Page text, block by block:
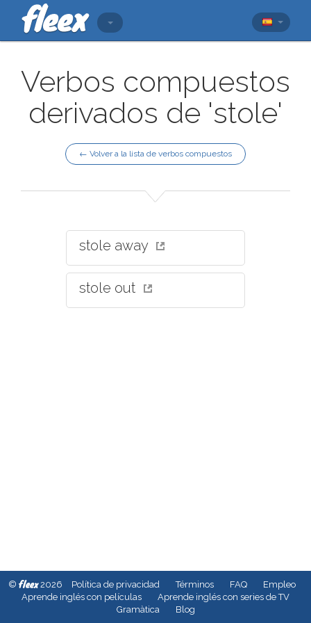
Verbos compuestos
derivados de 'stole'
← Volver a la lista de verbos compuestos
stole away
stole out
© fleex2026 Política de privacidad Términos FAQ
Empleo
Aprende inglés con películas
Aprende inglés con series de TV
Gramàtica
Blog